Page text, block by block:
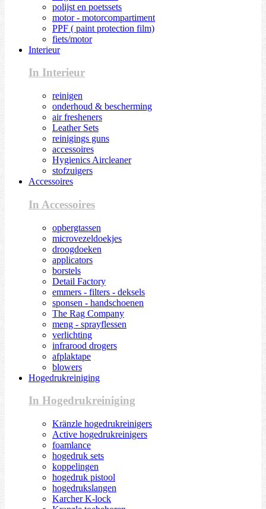
polijst en poetssets
motor - motorcompartiment
PPF ( paint protection film)
fiets/motor
Interieur
In Interieur
reinigen
onderhoud & bescherming
air fresheners
Leather Sets
reinigings guns
accessoires
Hygienics Aircleaner
stofzuigers
Accessoires
In Accessoires
opbergtassen
microvezeldoekjes
droogdoeken
applicators
borstels
Detail Factory
emmers - filters - deksels
sponsen - handschoenen
The Rag Company
meng - sprayflessen
verlichting
infrarood drogers
afplaktape
blowers
Hogedrukreiniging
In Hogedrukreiniging
Kränzle hogedrukreinigers
Active hogedrukreinigers
foamlance
hogedruk sets
koppelingen
hogedruk pistool
hogedrukslangen
Karcher K-lock